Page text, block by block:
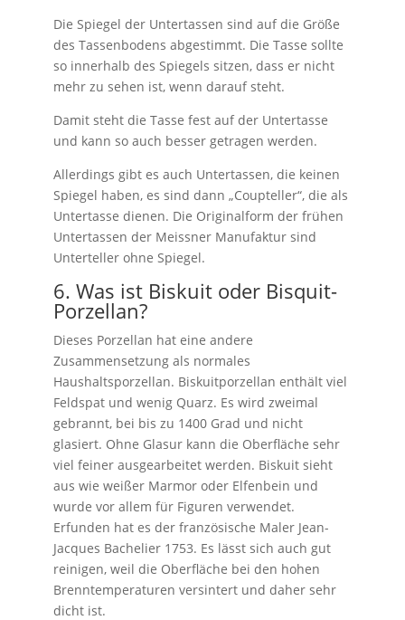
Die Spiegel der Untertassen sind auf die Größe
des Tassenbodens abgestimmt. Die Tasse sollte
so innerhalb des Spiegels sitzen, dass er nicht
mehr zu sehen ist, wenn darauf steht.
Damit steht die Tasse fest auf der Untertasse
und kann so auch besser getragen werden.
Allerdings gibt es auch Untertassen, die keinen
Spiegel haben, es sind dann „Coupteller“, die als
Untertasse dienen. Die Originalform der frühen
Untertassen der Meissner Manufaktur sind
Unterteller ohne Spiegel.
6. Was ist Biskuit oder Bisquit-
Porzellan?
Dieses Porzellan hat eine andere
Zusammensetzung als normales
Haushaltsporzellan. Biskuitporzellan enthält viel
Feldspat und wenig Quarz. Es wird zweimal
gebrannt, bei bis zu 1400 Grad und nicht
glasiert. Ohne Glasur kann die Oberfläche sehr
viel feiner ausgearbeitet werden. Biskuit sieht
aus wie weißer Marmor oder Elfenbein und
wurde vor allem für Figuren verwendet.
Erfunden hat es der französische Maler Jean-
Jacques Bachelier 1753. Es lässt sich auch gut
reinigen, weil die Oberfläche bei den hohen
Brenntemperaturen versintert und daher sehr
dicht ist.